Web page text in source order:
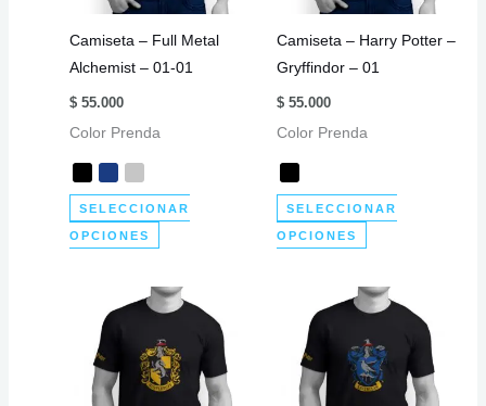
elegir
en
la
de
en
la
página
producto
Camiseta – Full Metal
Alchemist – 01-01
$55.000
Color Prenda
SELECCIONAR
OPCIONES
tiene
múltiples
variantes.
Las
opciones
Camiseta – Harry Potter –
Gryffindor – 01
$ 55.000
Color Prenda
SELECCIONAR
OPCIONES
tiene
múltiples
variantes.
Las
opciones